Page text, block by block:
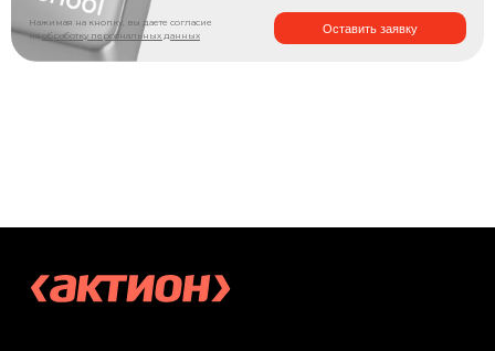
Нажимая на кнопку, вы даете согласие
наобработку персональных данных Оставить заявку